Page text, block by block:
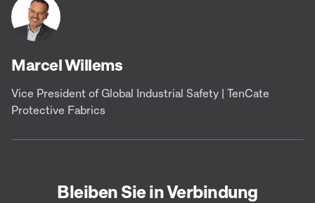
Marcel Willems
Vice President of Global Industrial Safety | TenCate
Protective Fabrics
Bleiben Sie in Verbindung